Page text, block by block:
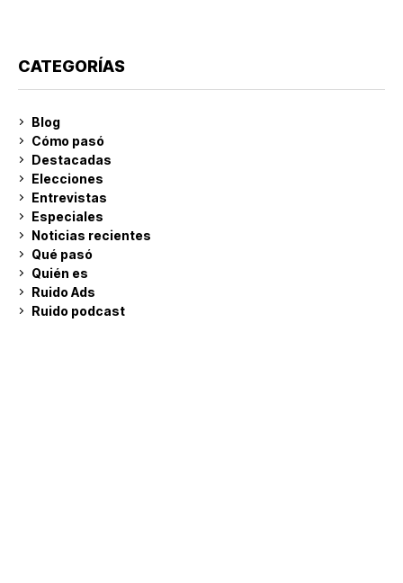
CATEGORÍAS
Blog
Cómo pasó
Destacadas
Elecciones
Entrevistas
Especiales
Noticias recientes
Qué pasó
Quién es
Ruido Ads
Ruido podcast